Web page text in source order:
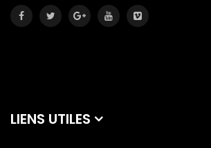
LIENS UTILES